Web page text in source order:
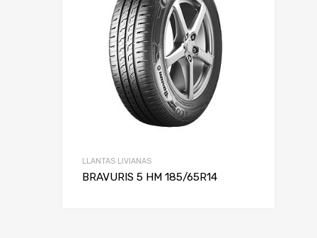
LLANTAS LIVIANAS
BRAVURIS 5 HM 185/65R14